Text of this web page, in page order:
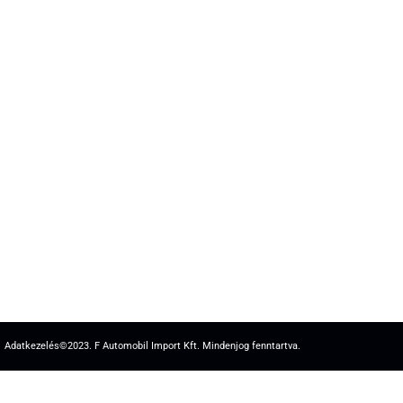
Adatkezelés©2023. F Automobil Import Kft. Mindenjog fenntartva.